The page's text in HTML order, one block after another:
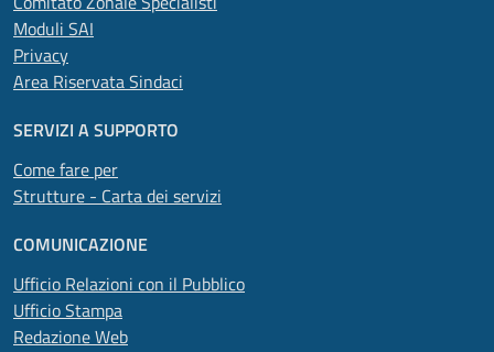
Moduli SAI
Privacy
Area Riservata Sindaci
SERVIZI A SUPPORTO
Come fare per
Strutture - Carta dei servizi
COMUNICAZIONE
Ufficio Relazioni con il Pubblico
Ufficio Stampa
Redazione Web